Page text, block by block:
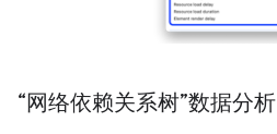
“网络依赖关系树”数据分析